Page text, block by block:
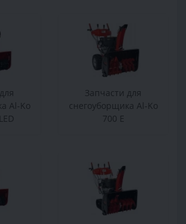
Al-Ko
Запчасти для
снегоуборщика Al-Ko
700 E